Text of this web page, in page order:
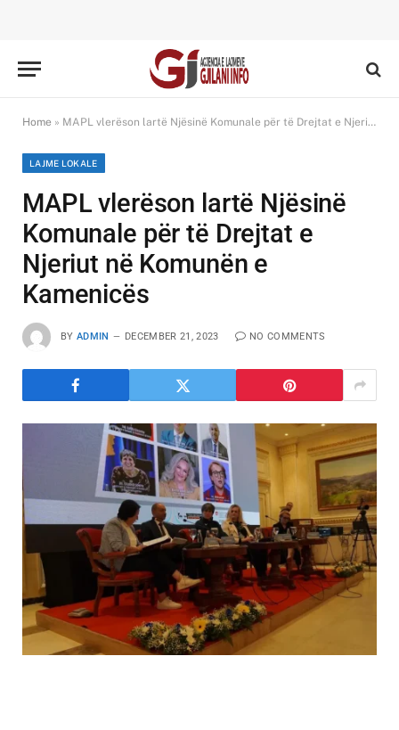
Home » MAPL vlerëson lartë Njësinë Komunale për të Drejtat e Njeriut në Komunën e Kamenicës
LAJME LOKALE
MAPL vlerëson lartë Njësinë
Komunale për të Drejtat e
Njeriut në Komunën e
Kamenicës
BY ADMIN DECEMBER 21, 2023 NO COMMENTS